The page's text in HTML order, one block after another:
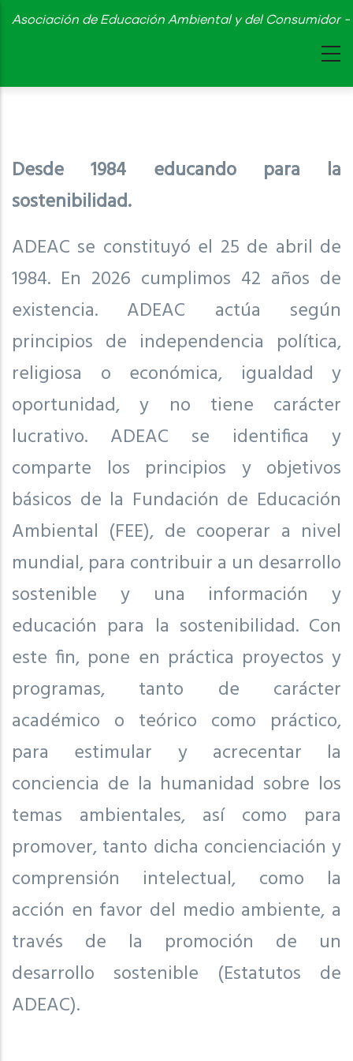
Skip
content
Asociación de Educación Ambiental y del Consumidor
Desde 1984 educando para la
sostenibilidad.
ADEAC se constituyó el 25 de abril de
1984. En 2026 cumplimos 42 años de
existencia. ADEAC actúa según
principios de independencia política,
religiosa o económica, igualdad y
oportunidad, y no tiene carácter
lucrativo. ADEAC se identifica y
comparte los principios y objetivos
básicos de la Fundación de Educación
Ambiental (FEE), de cooperar a nivel
mundial, para contribuir a un desarrollo
sostenible y una información y
educación para la sostenibilidad. Con
este fin, pone en práctica proyectos y
programas, tanto de carácter
académico o teórico como práctico,
para estimular y acrecentar la
conciencia de la humanidad sobre los
temas ambientales, así como para
promover, tanto dicha concienciación y
comprensión intelectual, como la
acción en favor del medio ambiente, a
través de la promoción de un
desarrollo sostenible (Estatutos de
ADEAC).